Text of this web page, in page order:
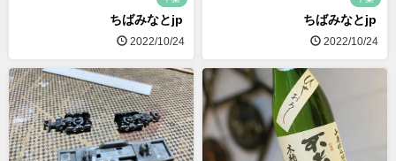
ちばみなとjp
2022/10/24
ちばみなとjp
2022/10/24